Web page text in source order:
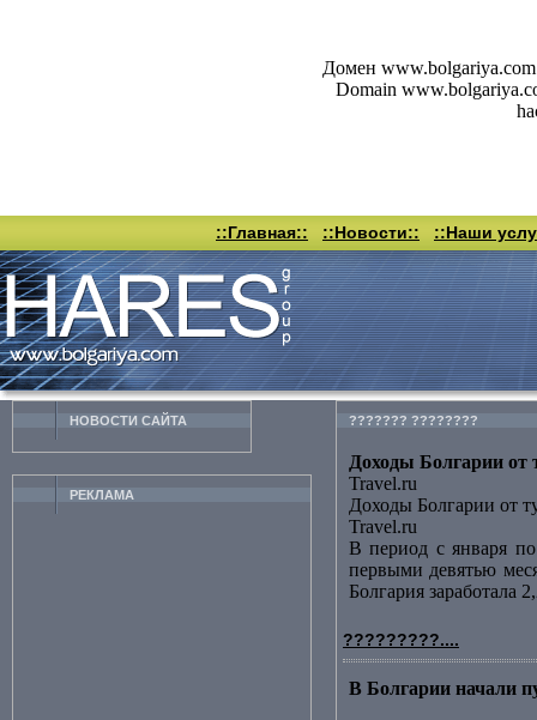
Домен www.bolgariya.com
Domain
::Главная:: ::Новости:: ::Наши
НОВОСТИ CАЙТА
РЕКЛАМА
??????? ????????
Доходы Болгарии от
Travel.ru
Доходы Болгарии от
Travel.ru
В период с января по
первыми девятью
Болгария заработала
?????????....
В Болгарии начали